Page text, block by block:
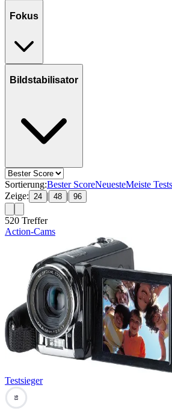
Fokus
Bildstabilisator
Sortierung:Bester ScoreNeuesteMeiste Tests
Zeige:
24 | 48 | 96
520 Treffer
Action-Cams
Testsieger
93